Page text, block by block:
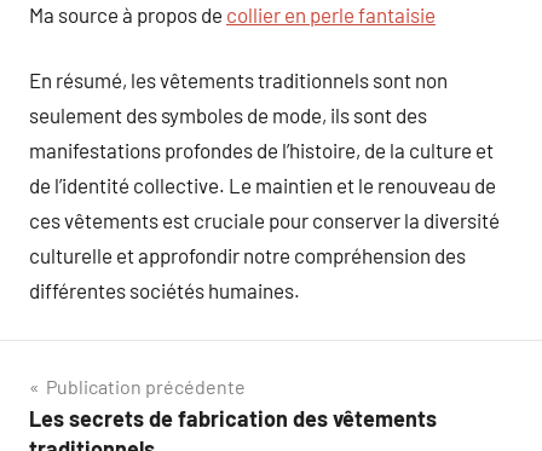
Ma source à propos de collier en perle fantaisie
En résumé, les vêtements traditionnels sont non
seulement des symboles de mode, ils sont des
manifestations profondes de l’histoire, de la culture et
de l’identité collective. Le maintien et le renouveau de
ces vêtements est cruciale pour conserver la diversité
culturelle et approfondir notre compréhension des
différentes sociétés humaines.
Navigation
de
Publication précédente
Les secrets de fabrication des vêtements